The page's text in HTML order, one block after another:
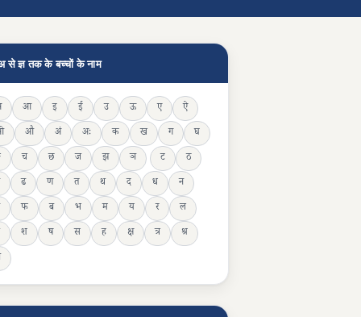
से ज्ञ तक के बच्चों के नाम
आ इ ई उ ऊ ए
ऐ
औ अं अः क ख ग
घ
च छ ज झ ञ ट
ठ
ढ ण त थ द ध
न
फ ब भ म य र
ल
श ष स ह क्ष त्र
श्र